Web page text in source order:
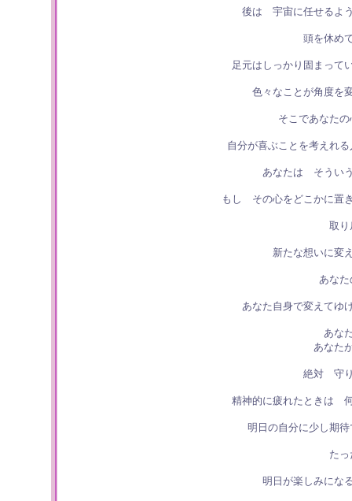
後は 宇宙に任せるよ
頭を休め
足元はしっかり固まって
色々なことが角度を
そこであなた
自分が喜ぶことを考えれ
あなたは そうい
もし その心をどこかに置
取り
新たな想いに変
あなた
あなた自身で変えてゆ
あな
あなた
絶対 守り
精神的に疲れたときは
明日の自分に少し期
た
明日が楽しみにな